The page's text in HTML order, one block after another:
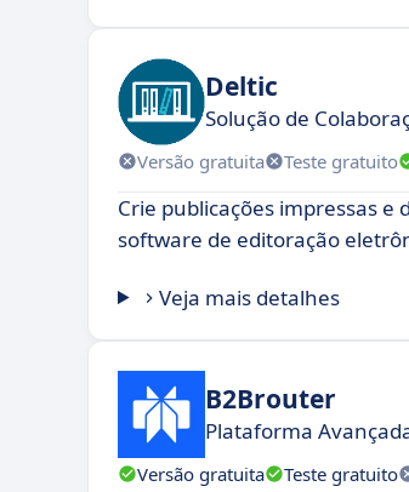
Deltic
Solução de
Versão gratuita Teste gratuito
Crie publicações impressas e
software de editoração
Veja mais detalhes
B2Brouter
Plataforma
Versão gratuita Teste gratuito